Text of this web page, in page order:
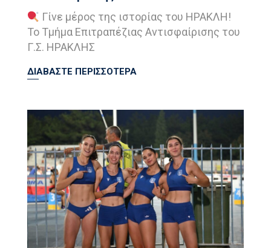
Γίνε μέρος της ιστορίας του ΗΡΑΚΛΗ!
Το Τμήμα Επιτραπέζιας Αντισφαίρισης του
Γ.Σ. ΗΡΑΚΛΗΣ
ΔΙΑΒΑΣΤΕ ΠΕΡΙΣΣΟΤΕΡΑ